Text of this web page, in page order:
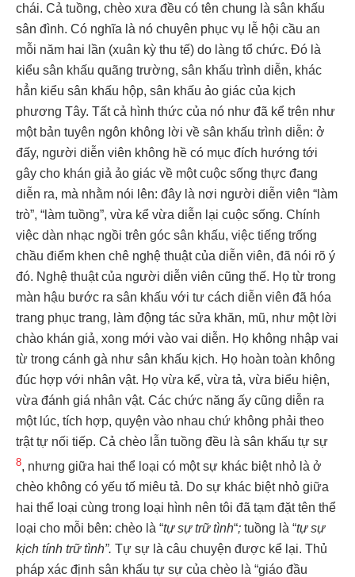
chái. Cả tuồng, chèo xưa đều có tên chung là sân khấu
sân đình. Có nghĩa là nó chuyên phục vụ lễ hội cầu an
mỗi năm hai lần (xuân kỳ thu tế) do làng tổ chức. Đó là
kiểu sân khấu quãng trường, sân khấu trình diễn, khác
hẳn kiểu sân khấu hộp, sân khấu ảo giác của kịch
phương Tây. Tất cả hình thức của nó như đã kể trên như
một bản tuyên ngôn không lời về sân khấu trình diễn: ở
đấy, người diễn viên không hề có mục đích hướng tới
gây cho khán giả ảo giác về một cuộc sống thực đang
diễn ra, mà nhằm nói lên: đây là nơi người diễn viên “làm
trò”, “làm tuồng”, vừa kể vừa diễn lại cuộc sống. Chính
việc dàn nhạc ngồi trên góc sân khấu, việc tiếng trống
chầu điểm khen chê nghệ thuật của diễn viên, đã nói rõ ý
đó. Nghệ thuật của người diễn viên cũng thế. Họ từ trong
màn hậu bước ra sân khấu với tư cách diễn viên đã hóa
trang phục trang, làm động tác sửa khăn, mũ, như một lời
chào khán giả, xong mới vào vai diễn. Họ không nhập vai
từ trong cánh gà như sân khấu kịch. Họ hoàn toàn không
đúc hợp với nhân vật. Họ vừa kể, vừa tả, vừa biểu hiện,
vừa đánh giá nhân vật. Các chức năng ấy cũng diễn ra
một lúc, tích hợp, quyện vào nhau chứ không phải theo
trật tự nối tiếp. Cả chèo lẫn tuồng đều là sân khấu tự sự
8, nhưng giữa hai thể loại có một sự khác biệt nhỏ là ở
chèo không có yếu tố miêu tả. Do sự khác biệt nhỏ giữa
hai thể loại cùng trong loại hình nên tôi đã tạm đặt tên thể
loại cho mỗi bên: chèo là “tự sự trữ tình“; tuồng là “tự sự
kịch tính trữ tình”. Tự sự là câu chuyện được kể lại. Thủ
pháp xác định sân khấu tự sự của chèo là “giáo đầu